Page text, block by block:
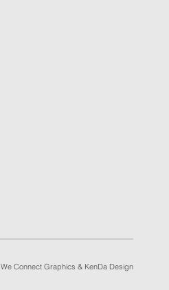
We Connect Graphics & KenDa Design